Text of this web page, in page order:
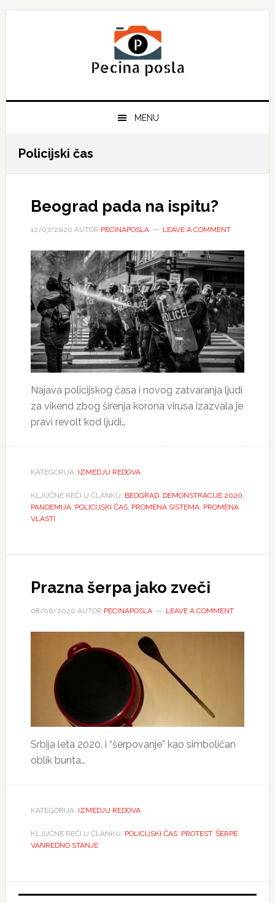
Skip
Skip
Skip
MENU
Policijski čas
Beograd pada na ispitu?
12/07/2020 AUTOR PECINAPOSLA LEAVE A COMMENT
Najava policijskog časa i novog zatvaranja ljudi
za vikend zbog širenja korona virusa izazvala je
pravi revolt kod ljudi…
KATEGORIJA: IZMEDJU REDOVA
KLJUČNE REČI U ČLANKU: BEOGRAD, DEMONSTRACIJE 2020,
PANDEMIJA, POLICIJSKI ČAS, PROMENA SISTEMA, PROMENA
VLASTI
Prazna šerpa jako zveči
08/06/2020 AUTOR PECINAPOSLA LEAVE A COMMENT
Srbija leta 2020. i “šerpovanje” kao simboličan
oblik bunta…
KATEGORIJA: IZMEDJU REDOVA
KLJUČNE REČI U ČLANKU: POLICIJSKI ČAS, PROTEST, ŠERPE,
VANREDNO STANJE
Primary